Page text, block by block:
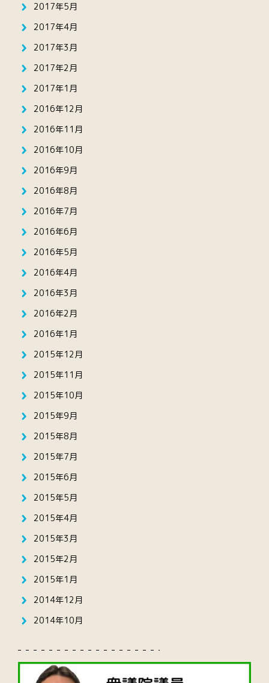
2017年5月
2017年4月
2017年3月
2017年2月
2017年1月
2016年12月
2016年11月
2016年10月
2016年9月
2016年8月
2016年7月
2016年6月
2016年5月
2016年4月
2016年3月
2016年2月
2016年1月
2015年12月
2015年11月
2015年10月
2015年9月
2015年8月
2015年7月
2015年6月
2015年5月
2015年4月
2015年3月
2015年2月
2015年1月
2014年12月
2014年10月